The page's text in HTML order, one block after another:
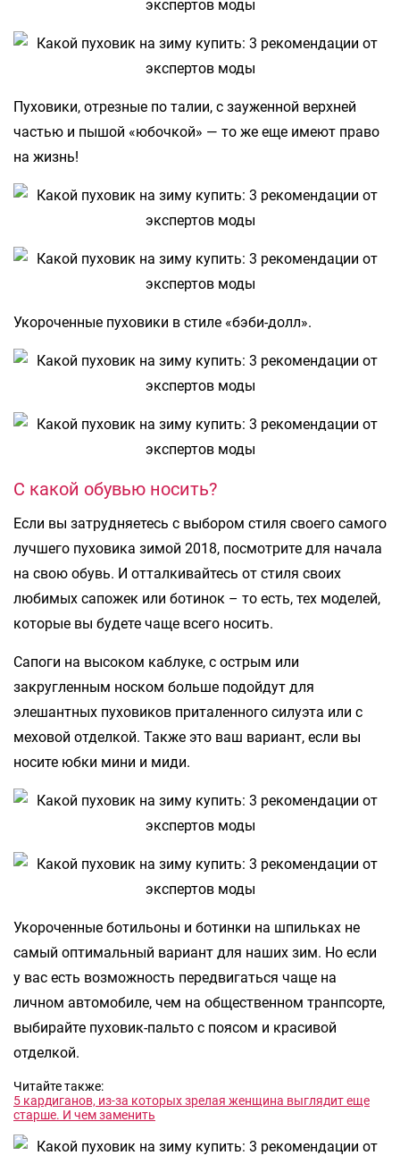
Пуховики, отрезные по талии, с зауженной верхней
частью и пышой «юбочкой» — то же еще имеют право
на жизнь!
Укороченные пуховики в стиле «бэби-долл».
С какой обувью носить?
Если вы затрудняетесь с выбором стиля своего самого
лучшего пуховика зимой 2018, посмотрите для начала
на свою обувь. И отталкивайтесь от стиля своих
любимых сапожек или ботинок – то есть, тех моделей,
которые вы будете чаще всего носить.
Сапоги на высоком каблуке, с острым или
закругленным носком больше подойдут для
элешантных пуховиков приталенного силуэта или с
меховой отделкой. Также это ваш вариант, если вы
носите юбки мини и миди.
Укороченные ботильоны и ботинки на шпильках не
самый оптимальный вариант для наших зим. Но если
у вас есть возможность передвигаться чаще на
личном автомобиле, чем на общественном транпсорте,
выбирайте пуховик-пальто с поясом и красивой
отделкой.
Читайте также:
5 кардиганов, из-за которых зрелая женщина выглядит еще
старше. И чем заменить